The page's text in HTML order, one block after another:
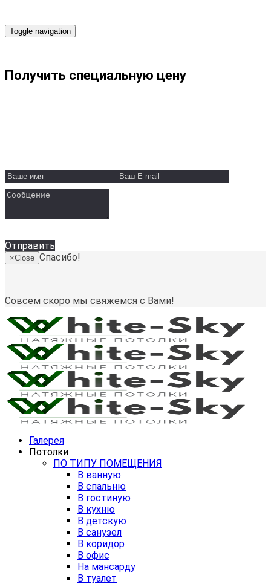
Toggle navigation
Получить специальную цену
Отправить
×Close Спасибо!
Совсем скоро мы свяжемся с Вами!
Галерея
Потолки
ПО ТИПУ ПОМЕЩЕНИЯ
В ванную
В спальню
В гостиную
В кухню
В детскую
В санузел
В коридор
В офис
На мансарду
В туалет